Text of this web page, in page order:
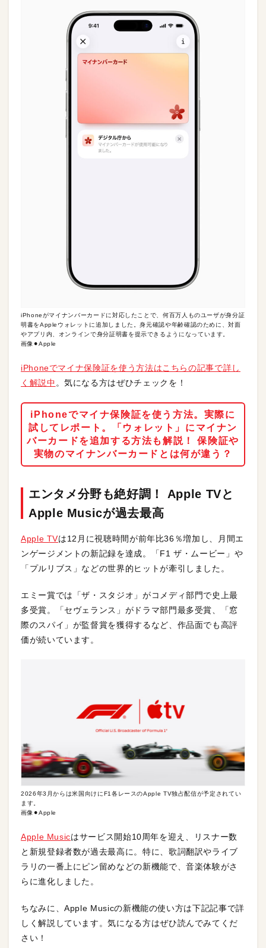
iPhoneがマイナンバーカードに対応したことで、何百万人ものユーザが身分証
明書をAppleウォレットに追加しました。身元確認や年齢確認のために、対面
やアプリ内、オンラインで身分証明書を提示できるようになっています。
画像⚫︎Apple
iPhoneでマイナ保険証を使う方法はこちらの記事で詳し
く解説中 。気になる方はぜひチェックを！
iPhoneでマイナ保険証を使う方法。実際に
試してレポート。「ウォレット」にマイナン
バーカードを追加する方法も解説！ 保険証や
実物のマイナンバーカードとは何が違う？
エンタメ分野も絶好調！ Apple TVと
Apple Musicが過去最高
Apple TVは12月に視聴時間が前年比36％増加し、月間エ
ンゲージメントの新記録を達成。「F1 ザ・ムービー」や
「プルリブス」などの世界的ヒットが牽引しました。
エミー賞では「ザ・スタジオ」がコメディ部門で史上最
多受賞。「セヴェランス」がドラマ部門最多受賞、「窓
際のスパイ」が監督賞を獲得するなど、作品面でも高評
価が続いています。
2026年3月からは米国向けにF1各レースのApple TV独占配信が予定されてい
ます。
画像⚫︎Apple
Apple Musicはサービス開始10周年を迎え、リスナー数
と新規登録者数が過去最高に。特に、歌詞翻訳やライブ
ラリの一番上にピン留めなどの新機能で、音楽体験がさ
らに進化しました。
ちなみに、Apple Musicの新機能の使い方は下記記事で詳
しく解説しています。気になる方はぜひ読んでみてくだ
さい！